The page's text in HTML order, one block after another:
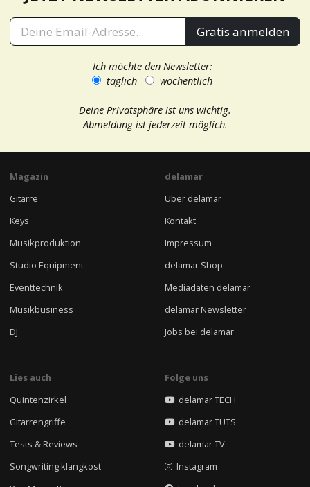
Gratis anmelden
Ich möchte den Newsletter:
täglich
wöchentlich
Deine Privatsphäre ist uns wichtig.
Abmeldung ist jederzeit möglich.
Magazin
Gitarre
Keys
Musikproduktion
Studio Equipment
Eventtechnik
Musikbusiness
DJ
delamar
Über delamar
Kontakt
Impressum
delamar Shop
Mediadaten delamar
delamar Newsletter
Jobs bei delamar
Lies auch
Quintenzirkel
Gitarrengriffe
Tests & Reviews
Songwriting klangkost
Folge uns
delamar TECH
delamar TUTS
delamar TV
Instagram